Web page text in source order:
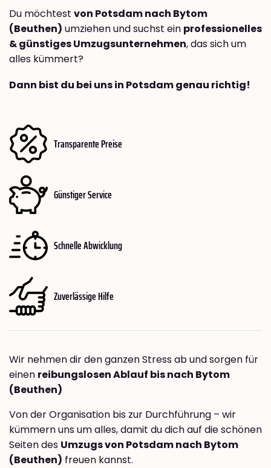
Du möchtest von Potsdam nach Bytom
(Beuthen) umziehen und suchst ein professionelles
& günstiges Umzugsunternehmen, das sich um
alles kümmert?
Dann bist du bei uns in Potsdam genau richtig!
Transparente Preise
Günstiger Service
Schnelle Abwicklung
Zuverlässige Hilfe
Wir nehmen dir den ganzen Stress ab und sorgen für
einen reibungslosen Ablauf bis nach Bytom
(Beuthen)
Von der Organisation bis zur Durchführung – wir
kümmern uns um alles, damit du dich auf die schönen
Seiten des Umzugs von Potsdam nach Bytom
(Beuthen) freuen kannst.